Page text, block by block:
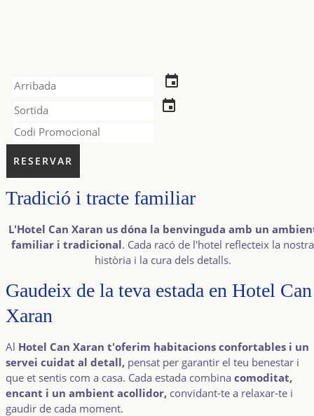
event
event
Tradició i tracte familiar
L'Hotel Can Xaran us dóna la benvinguda amb un
familiar i tradicional. Cada racó de l'hotel reflecteix la nostra
història i la cura dels detalls.
Gaudeix de la teva estada en Hotel Can
Xaran
Al Hotel Can Xaran t'oferim habitacions confortables i un
servei cuidat al detall, pensat per garantir el teu benestar i
que et sentis com a casa. Cada estada combina comoditat,
encant i un ambient acollidor, convidant-te a relaxar-te i
gaudir de cada moment.